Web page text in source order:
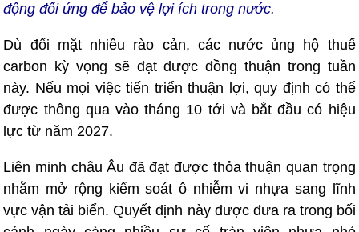
động đối ứng để bảo vệ lợi ích trong nước.
Dù đối mặt nhiều rào cản, các nước ủng hộ thuế
carbon kỳ vọng sẽ đạt được đồng thuận trong tuần
này. Nếu mọi việc tiến triển thuận lợi, quy định có thể
được thông qua vào tháng 10 tới và bắt đầu có hiệu
lực từ năm 2027.
Liên minh châu Âu đã đạt được thỏa thuận quan trọng
nhằm mở rộng kiểm soát ô nhiễm vi nhựa sang lĩnh
vực vận tải biển. Quyết định này được đưa ra trong bối